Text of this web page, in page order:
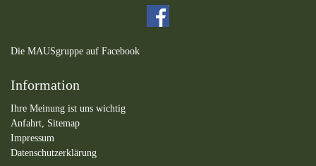
Die MAUSgruppe auf Facebook
Information
Ihre Meinung ist uns wichtig
Anfahrt, Sitemap
Impressum
Datenschutzerklärung